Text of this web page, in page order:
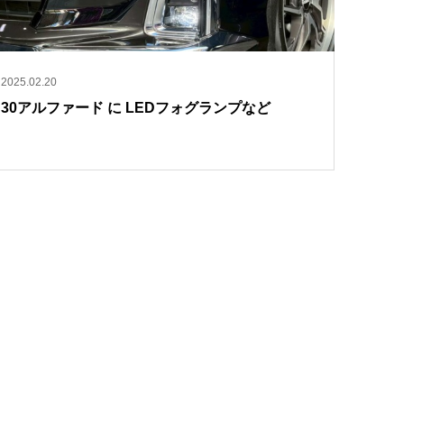
2025.02.20
30アルファード に LEDフォグランプなど